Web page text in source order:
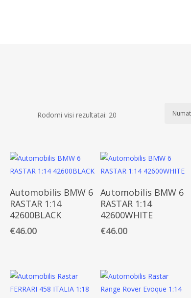
Rodomi visi rezultatai: 20
Daugiau
Automobilis BMW 6
RASTAR 1:14
42600BLACK
€46.00
Daugiau
Automobilis BMW 6
RASTAR 1:14
42600WHITE
€46.00